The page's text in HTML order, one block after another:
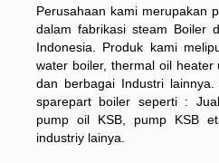
Perusahaan kami merupakan
dalam fabrikasi steam Boiler
Indonesia. Produk kami
water boiler, thermal oil
dan berbagai Industri
sparepart boiler seperti :
pump oil KSB, pump KSB
industriy lainya.